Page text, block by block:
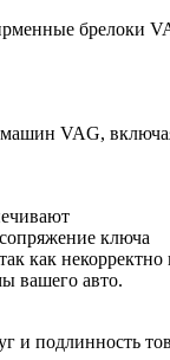
брелоки
VAG,
ключа
как
вашего авто.
и подлинность